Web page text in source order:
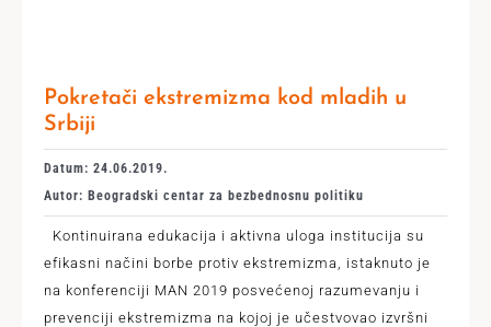
Pokretači ekstremizma kod mladih u
Srbiji
Datum: 24.06.2019.
Autor: Beogradski centar za bezbednosnu politiku
Kontinuirana edukacija i aktivna uloga institucija su
efikasni načini borbe protiv ekstremizma, istaknuto je
na konferenciji MAN 2019 posvećenoj razumevanju i
prevenciji ekstremizma na kojoj je učestvovao izvršni